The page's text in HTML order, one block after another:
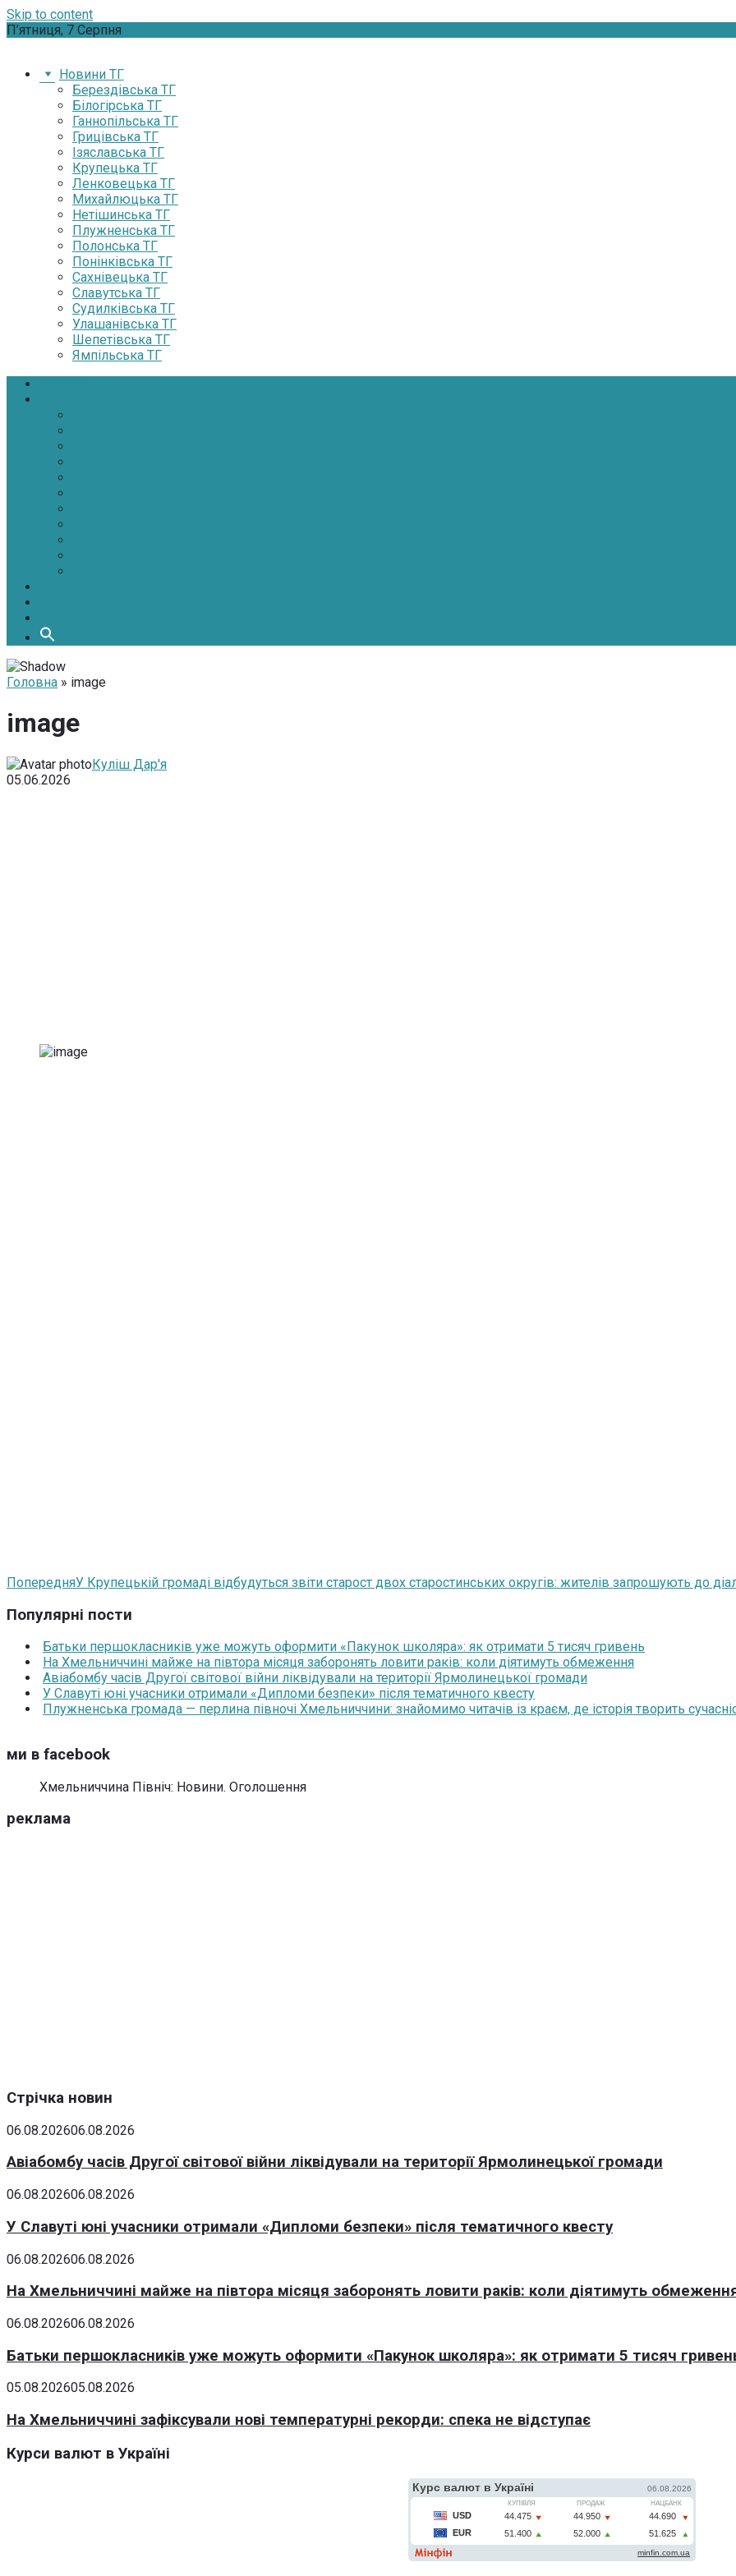
Skip to content
П’ятниця, 7 Серпня
Новини ТГ
Берездівська ТГ
Білогірська ТГ
Ганнопільська ТГ
Грицівська ТГ
Ізяславська ТГ
Крупецька ТГ
Ленковецька ТГ
Михайлюцька ТГ
Нетішинська ТГ
Плужненська ТГ
Полонська ТГ
Понінківська ТГ
Сахнівецька ТГ
Славутська ТГ
Судилківська ТГ
Улашанівська ТГ
Шепетівська ТГ
Ямпільська ТГ
Головна » image
image
Куліш Дар'я
05.06.2026
ПопередняУ Крупецькій громаді відбудуться звіти старост двох старостинських округів: жителів запрошують до
Популярні пости
Батьки першокласників уже можуть оформити «Пакунок школяра»: як отримати 5 тисяч гривень
На Хмельниччині майже на півтора місяця заборонять ловити раків: коли діятимуть обмеження
Авіабомбу часів Другої світової війни ліквідували на території Ярмолинецької громади
У Славуті юні учасники отримали «Дипломи безпеки» після тематичного квесту
Плужненська громада — перлина півночі Хмельниччини: знайомимо читачів із краєм, де історія творить
ми в facebook
Хмельниччина Північ: Новини. Оголошення
реклама
Стрічка новин
06.08.202606.08.2026
Авіабомбу часів Другої світової війни ліквідували на території Ярмолинецької громади
06.08.202606.08.2026
У Славуті юні учасники отримали «Дипломи безпеки» після тематичного квесту
06.08.202606.08.2026
На Хмельниччині майже на півтора місяця заборонять ловити раків: коли діятимуть
06.08.202606.08.2026
Батьки першокласників уже можуть оформити «Пакунок школяра»: як отримати 5 тисяч
05.08.202605.08.2026
На Хмельниччині зафіксували нові температурні рекорди: спека не відступає
Курси валют в Україні